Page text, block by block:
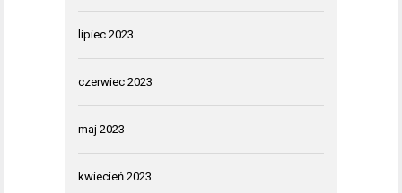
lipiec 2023
czerwiec 2023
maj 2023
kwiecień 2023